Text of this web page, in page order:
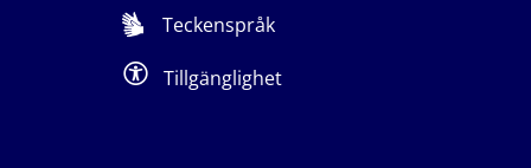
Teckenspråk
Tillgänglighet